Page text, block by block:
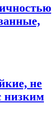
не
низким